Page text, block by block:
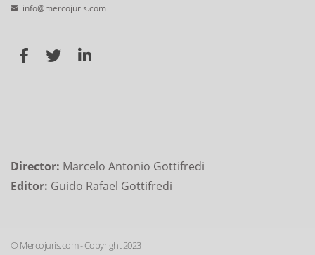
info@mercojuris.com
Director: Marcelo Antonio Gottifredi
Editor: Guido Rafael Gottifredi
© Mercojuris.com - Copyright 2023